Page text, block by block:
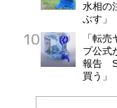
水相の
ぶす」
「転
プ公式
報告
買う」